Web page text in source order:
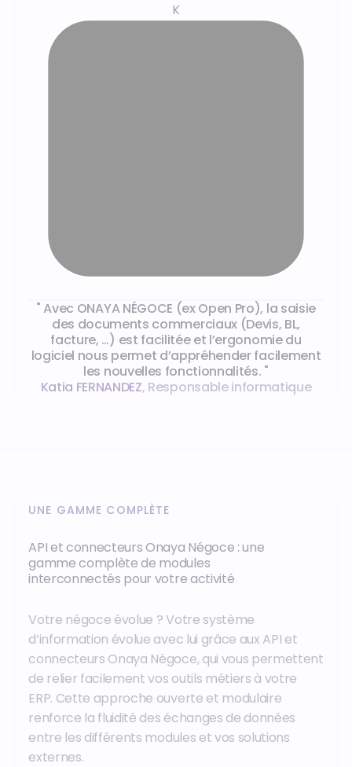
K
" Avec ONAYA NÉGOCE (ex Open Pro), la saisie
des documents commerciaux (Devis, BL,
facture, …) est facilitée et l’ergonomie du
logiciel nous permet d’appréhender facilement
les nouvelles fonctionnalités. "
Katia FERNANDEZ, Responsable informatique
UNE GAMME COMPLÈTE
API et connecteurs Onaya Négoce : une
gamme complète de modules
interconnectés pour votre activité
Votre négoce évolue ? Votre système
d’information évolue avec lui grâce aux API et
connecteurs Onaya Négoce, qui vous permettent
de relier facilement vos outils métiers à votre
ERP. Cette approche ouverte et modulaire
renforce la fluidité des échanges de données
entre les différents modules et vos solutions
externes.